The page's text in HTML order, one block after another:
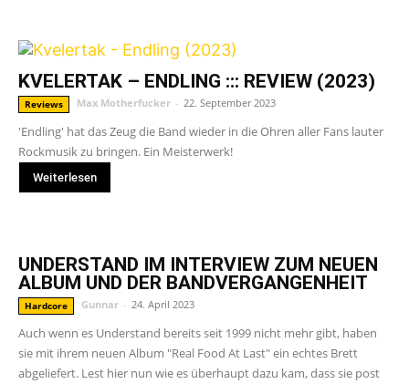
KVELERTAK – ENDLING ::: REVIEW (2023)
Reviews Max Motherfucker - 22. September 2023
'Endling' hat das Zeug die Band wieder in die Ohren aller Fans lauter
Rockmusik zu bringen. Ein Meisterwerk!
Weiterlesen
UNDERSTAND IM INTERVIEW ZUM NEUEN
ALBUM UND DER BANDVERGANGENHEIT
Hardcore Gunnar - 24. April 2023
Auch wenn es Understand bereits seit 1999 nicht mehr gibt, haben
sie mit ihrem neuen Album "Real Food At Last" ein echtes Brett
abgeliefert. Lest hier nun wie es überhaupt dazu kam, dass sie post